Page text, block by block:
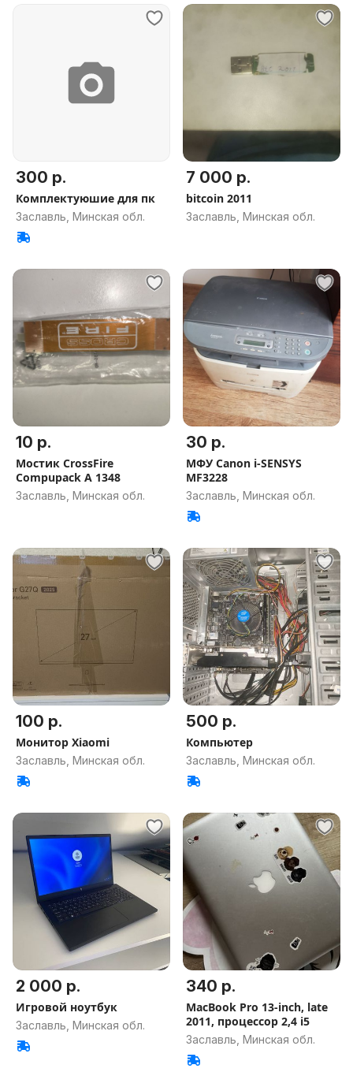
300 р.
Комплектуюшие для пк
Заславль, Минская обл.
7 000 р.
bitcoin 2011
Заславль, Минская обл.
10 р.
Мостик CrossFire
Compupack A 1348
Заславль, Минская обл.
30 р.
МФУ Canon i-SENSYS
MF3228
Заславль, Минская обл.
100 р.
Монитор Xiaomi
Заславль, Минская обл.
500 р.
Компьютер
Заславль, Минская обл.
2 000 р.
Игровой ноутбук
Заславль, Минская обл.
340 р.
MacBook Pro 13-inch, late
2011, процессор 2,4 i5
Заславль, Минская обл.